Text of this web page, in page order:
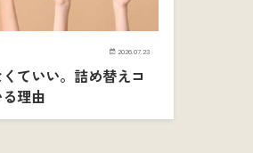
2026.07.23
ていい。詰め替えコ
理由